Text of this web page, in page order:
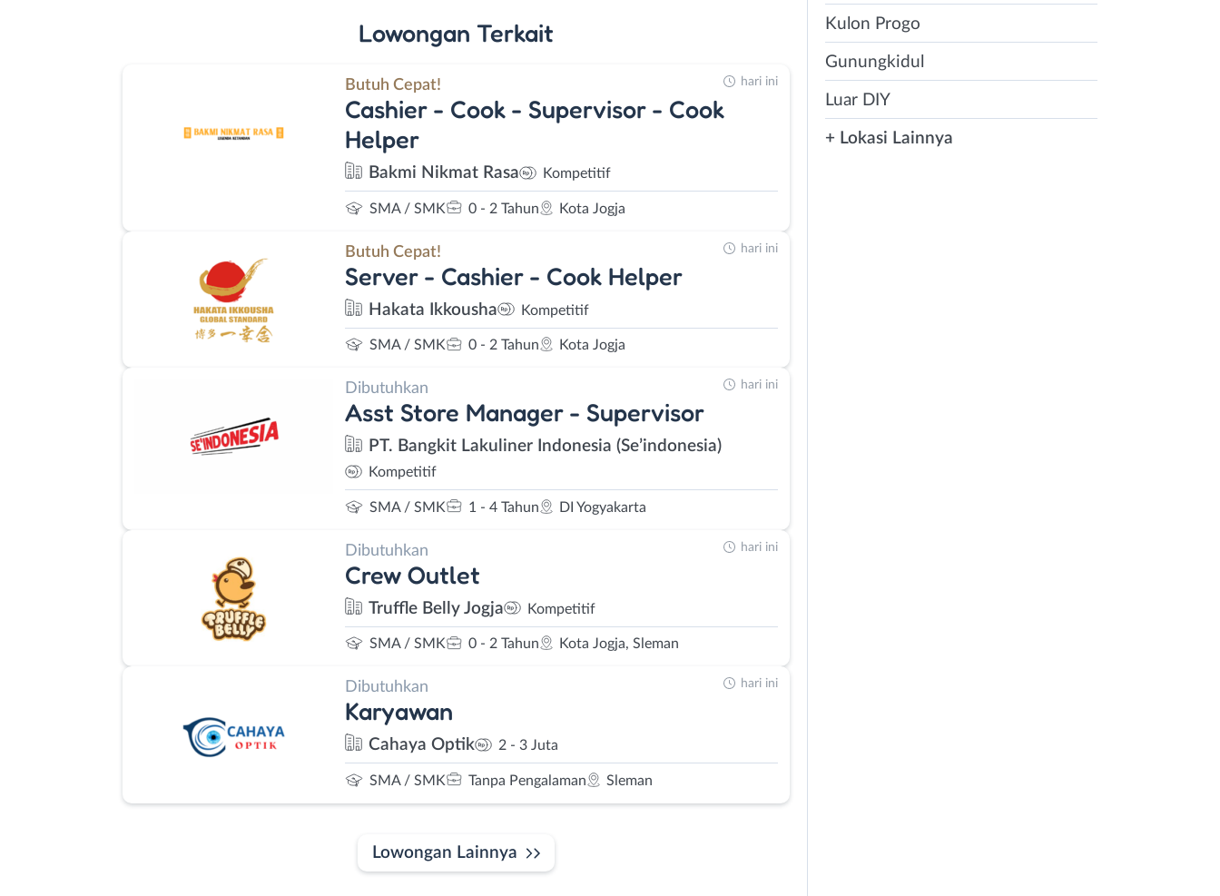
Lowongan Terkait
Butuh Cepat!
Cashier - Cook - Supervisor - Cook
Helper
Bakmi Nikmat Rasa Kompetitif
SMA / SMK 0 - 2 Tahun Kota Jogja
hari ini
Butuh Cepat!
Server - Cashier - Cook Helper
Hakata Ikkousha Kompetitif
SMA / SMK 0 - 2 Tahun Kota Jogja
hari ini
Dibutuhkan
Asst Store Manager - Supervisor
PT. Bangkit Lakuliner Indonesia (Se’indonesia)
Kompetitif
SMA / SMK 1 - 4 Tahun DI Yogyakarta
hari ini
Dibutuhkan
Crew Outlet
Truffle Belly Jogja Kompetitif
SMA / SMK 0 - 2 Tahun Kota Jogja, Sleman
hari ini
Dibutuhkan
Karyawan
Cahaya Optik 2 - 3 Juta
SMA / SMK Tanpa Pengalaman Sleman
hari ini
Lowongan Lainnya
Kulon Progo
Gunungkidul
Luar DIY
+ Lokasi Lainnya